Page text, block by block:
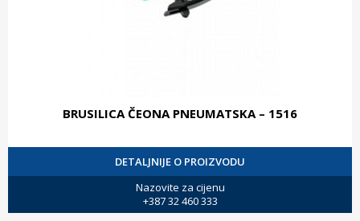
BRUSILICA ČEONA PNEUMATSKA – 1516
DETALJNIJE O PROIZVODU
Nazovite za cijenu
+387 32 460 333